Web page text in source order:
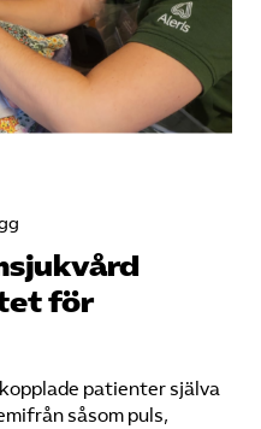
för
patienter själva
såsom puls,